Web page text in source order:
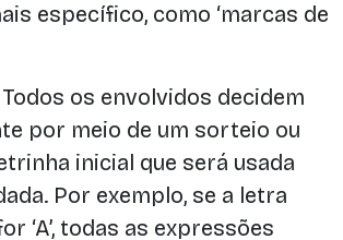
específico, como ‘marcas de
Todos os envolvidos decidem
por meio de um sorteio ou
inicial que será usada
Por exemplo, se a letra
‘A’, todas as expressões